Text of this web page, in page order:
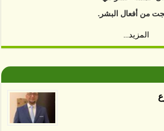
من أفعال البشر.
بشكل أسرع من
دراسة كشفت
المزيد...